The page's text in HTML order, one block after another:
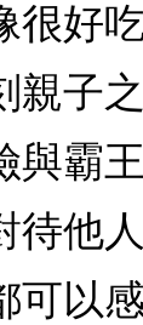
好
子
與霸
他
以